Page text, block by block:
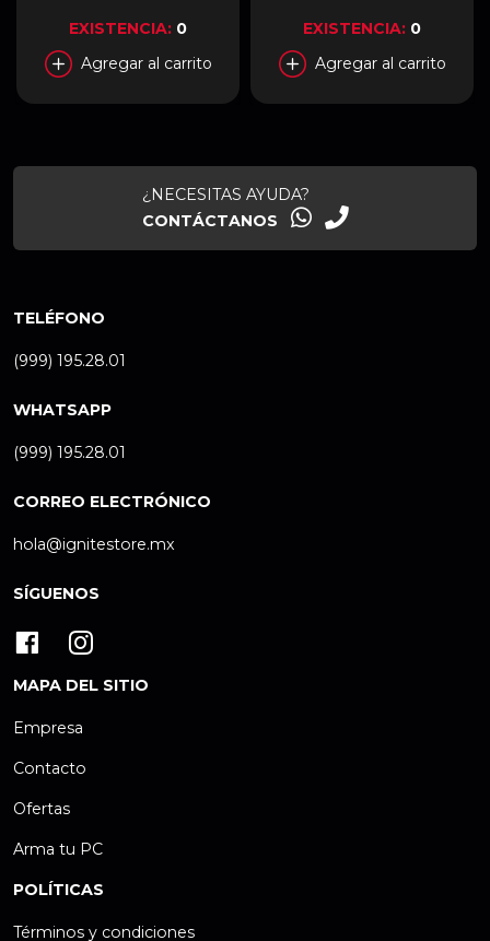
EXISTENCIA: 0
Agregar al carrito
EXISTENCIA: 0
Agregar al carrito
¿NECESITAS AYUDA?
CONTÁCTANOS
TELÉFONO
(999) 195.28.01
WHATSAPP
(999) 195.28.01
CORREO ELECTRÓNICO
hola@ignitestore.mx
SÍGUENOS
MAPA DEL SITIO
Empresa
Contacto
Ofertas
Arma tu PC
POLÍTICAS
Términos y condiciones